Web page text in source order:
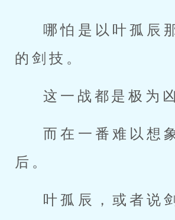
哪怕是以叶孤辰
的剑技。
这一战都是极为
而在一番难以想
后。
叶孤辰，或者说